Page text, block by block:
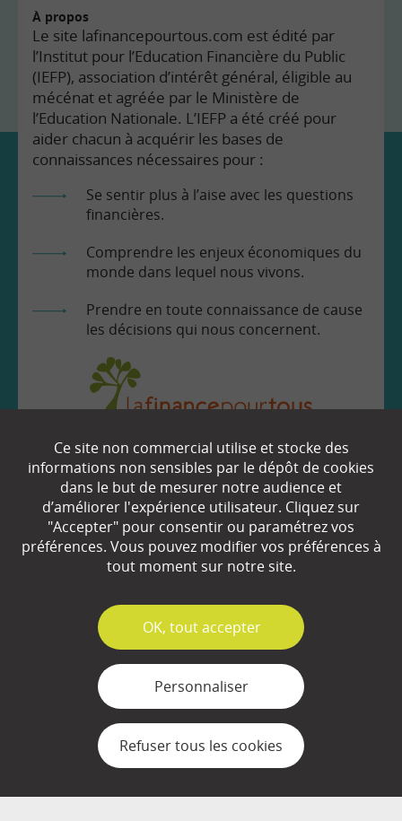
À propos
Le site lafinancepourtous.com est édité par
l’Institut pour l’Education Financière du Public
(IEFP), association d’intérêt général, éligible au
mécénat et agréée par le Ministère de
l’Education Nationale. L’IEFP a été créé pour
aider chacun à acquérir les bases de
connaissances nécessaires pour :
Se sentir plus à l’aise avec les questions
financières.
Comprendre les enjeux économiques du
monde dans lequel nous vivons.
Prendre en toute connaissance de cause
les décisions qui nous concernent.
EN SAVOIR
Qui sommes-nous ?
Partenaires
Plan du site
Mentions légales
Gestion des cookies
Ce site non commercial utilise et stocke des
informations non sensibles par le dépôt de cookies
dans le but de mesurer notre audience et
d’améliorer l'expérience utilisateur. Cliquez sur
"Accepter" pour consentir ou paramétrez vos
préférences. Vous pouvez modifier vos préférences à
tout moment sur notre site.
✓
OK, tout accepter
Personnaliser
Refuser tous les cookies